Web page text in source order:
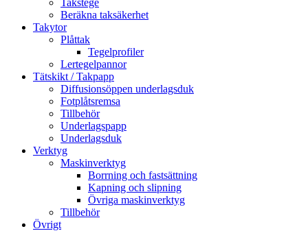
Takstege
Beräkna taksäkerhet
Takytor
Plåttak
Tegelprofiler
Lertegelpannor
Tätskikt / Takpapp
Diffusionsöppen underlagsduk
Fotplåtsremsa
Tillbehör
Underlagspapp
Underlagsduk
Verktyg
Maskinverktyg
Borrning och fastsättning
Kapning och slipning
Övriga maskinverktyg
Tillbehör
Övrigt